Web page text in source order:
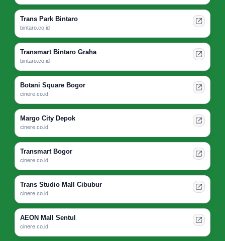
Trans Park Bintaro
bintaro.co.id
Transmart Bintaro Graha
bintaro.co.id
Botani Square Bogor
cinere.co.id
Margo City Depok
cinere.co.id
Transmart Bogor
cinere.co.id
Trans Studio Mall Cibubur
cinere.co.id
AEON Mall Sentul
cinere.co.id